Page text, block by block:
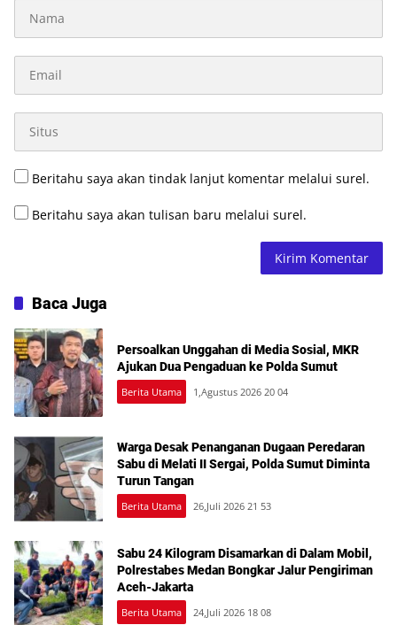
Beritahu saya akan tindak lanjut komentar melalui surel.
Beritahu saya akan tulisan baru melalui surel.
Baca Juga
Persoalkan Unggahan di Media Sosial, MKR
Ajukan Dua Pengaduan ke Polda Sumut
Berita Utama 1,Agustus 2026 20 04
Warga Desak Penanganan Dugaan Peredaran
Sabu di Melati II Sergai, Polda Sumut Diminta
Turun Tangan
Berita Utama 26,Juli 2026 21 53
Sabu 24 Kilogram Disamarkan di Dalam Mobil,
Polrestabes Medan Bongkar Jalur Pengiriman
Aceh-Jakarta
Berita Utama 24,Juli 2026 18 08